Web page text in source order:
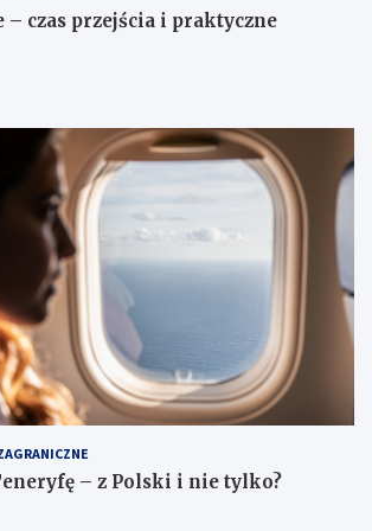
– czas przejścia i praktyczne
– z Polski i nie tylko?